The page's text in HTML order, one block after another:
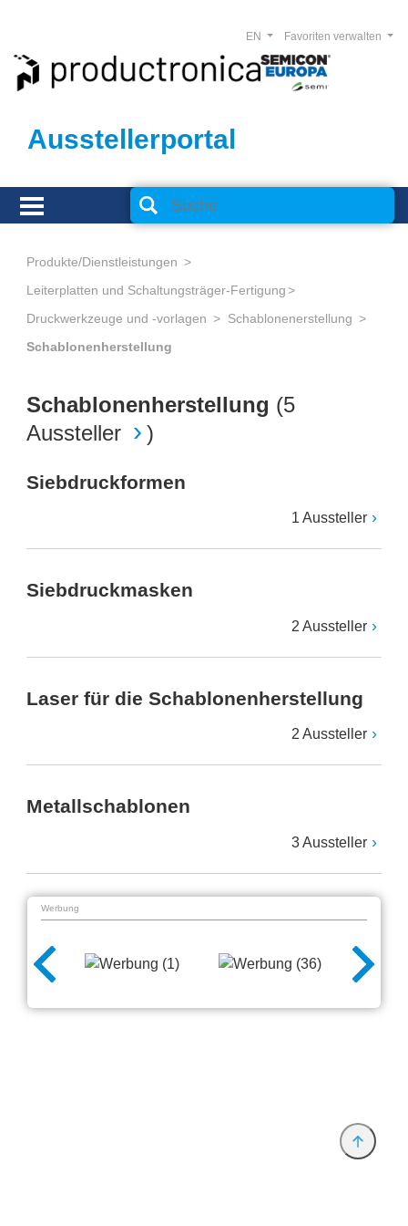
Ausstellerportal
Favoriten verwalten
EN
Produkte/Dienstleistungen
Leiterplatten und Schaltungsträger-Fertigung
Druckwerkzeuge und -vorlagen
Schablonenerstellung
Schablonenherstellung
Schablonenherstellung (5
Aussteller
)
Siebdruckformen
1 Aussteller
Siebdruckmasken
2 Aussteller
Laser für die Schablonenherstellung
2 Aussteller
Metallschablonen
3 Aussteller
Werbung